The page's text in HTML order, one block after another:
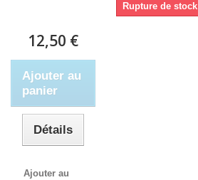
Rupture de stock
12,50 €
Ajouter au
panier
Détails
Ajouter au